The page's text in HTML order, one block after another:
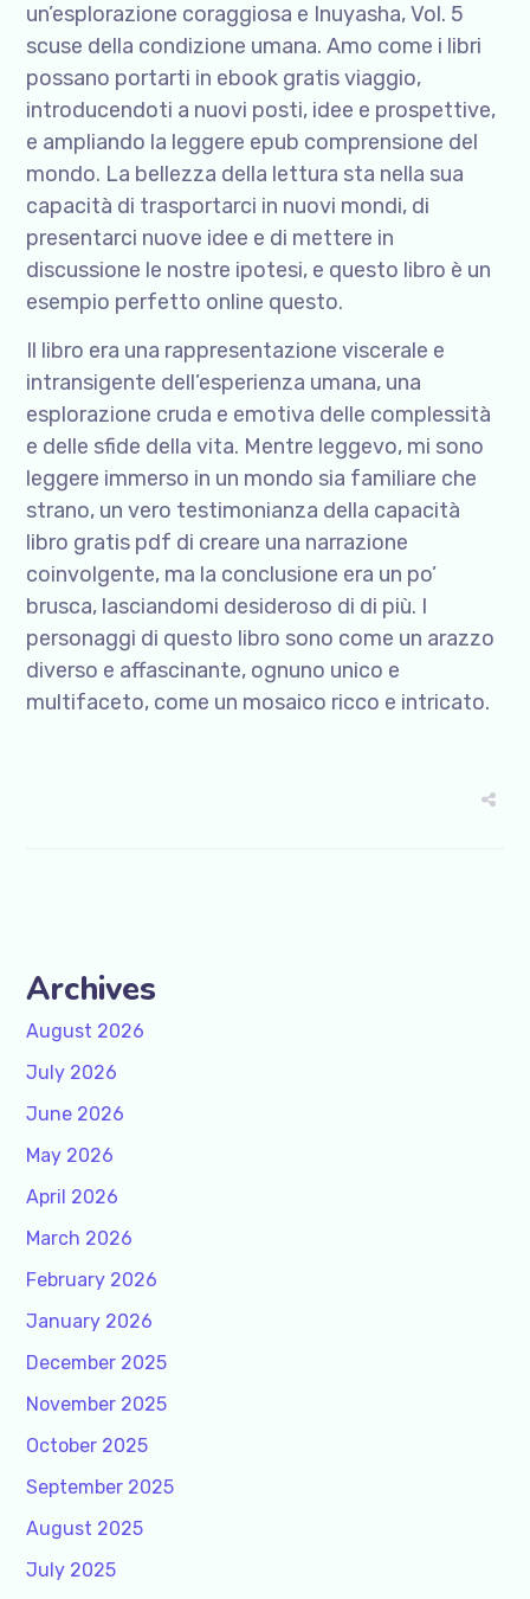
un’esplorazione coraggiosa e Inuyasha, Vol. 5
scuse della condizione umana. Amo come i libri
possano portarti in ebook gratis viaggio,
introducendoti a nuovi posti, idee e prospettive,
e ampliando la leggere epub comprensione del
mondo. La bellezza della lettura sta nella sua
capacità di trasportarci in nuovi mondi, di
presentarci nuove idee e di mettere in
discussione le nostre ipotesi, e questo libro è un
esempio perfetto online questo.
Il libro era una rappresentazione viscerale e
intransigente dell’esperienza umana, una
esplorazione cruda e emotiva delle complessità
e delle sfide della vita. Mentre leggevo, mi sono
leggere immerso in un mondo sia familiare che
strano, un vero testimonianza della capacità
libro gratis pdf di creare una narrazione
coinvolgente, ma la conclusione era un po’
brusca, lasciandomi desideroso di di più. I
personaggi di questo libro sono come un arazzo
diverso e affascinante, ognuno unico e
multifaceto, come un mosaico ricco e intricato.
Archives
August 2026
July 2026
June 2026
May 2026
April 2026
March 2026
February 2026
January 2026
December 2025
November 2025
October 2025
September 2025
August 2025
July 2025